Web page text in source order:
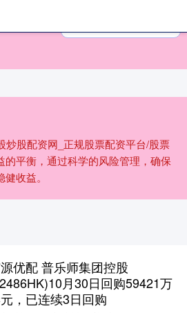
炒股配资网_正规股票配资平台/股票
的平衡，通过科学的风险管理，确保
收益。
优配 普乐师集团控股
月30日回购59421万
，已连续3日回购